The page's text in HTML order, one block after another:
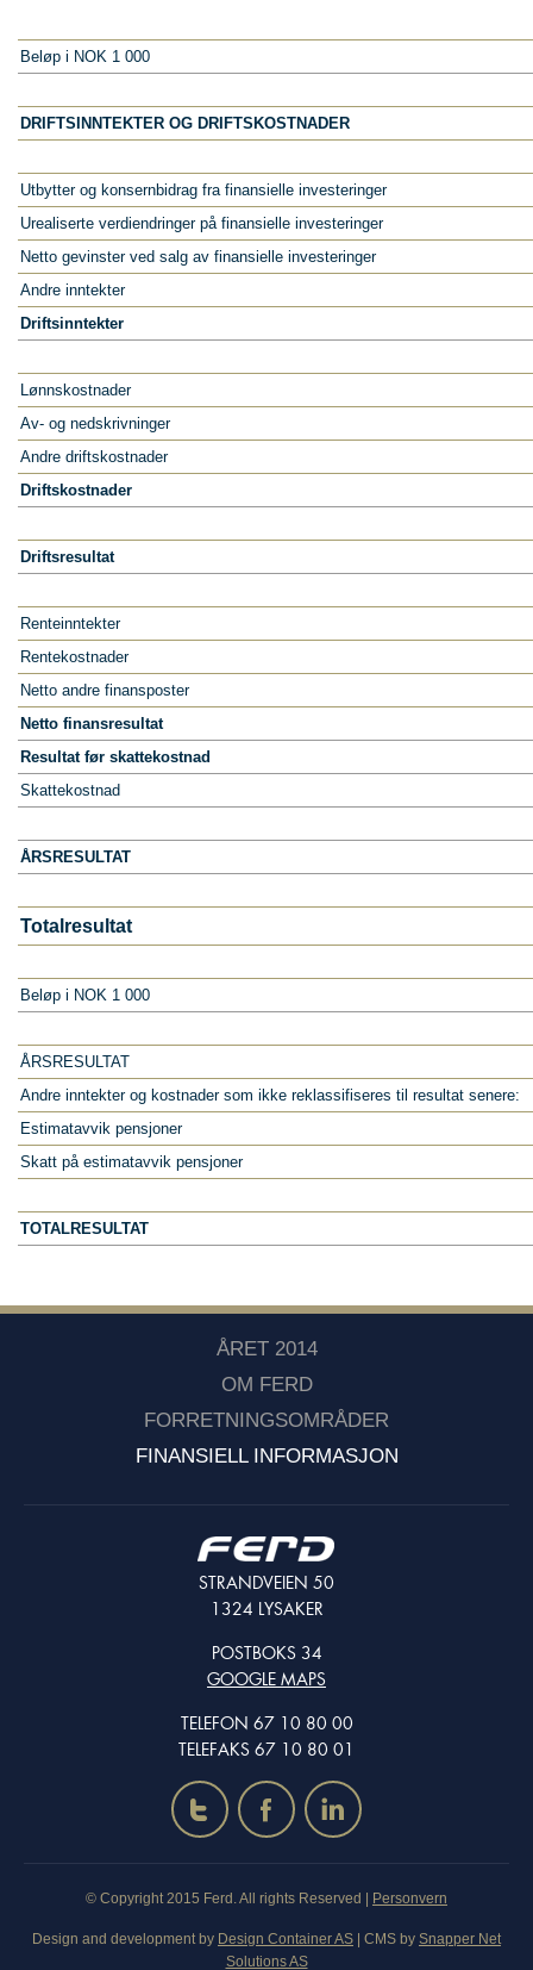
Beløp i NOK 1 000
DRIFTSINNTEKTER OG DRIFTSKOSTNADER
Utbytter og konsernbidrag fra finansielle investeringer
Urealiserte verdiendringer på finansielle investeringer
Netto gevinster ved salg av finansielle investeringer
Andre inntekter
Driftsinntekter
Lønnskostnader
Av- og nedskrivninger
Andre driftskostnader
Driftskostnader
Driftsresultat
Renteinntekter
Rentekostnader
Netto andre finansposter
Netto finansresultat
Resultat før skattekostnad
Skattekostnad
ÅRSRESULTAT
Totalresultat
Beløp i NOK 1 000
ÅRSRESULTAT
Andre inntekter og kostnader som ikke reklassifiseres til resultat senere:
Estimatavvik pensjoner
Skatt på estimatavvik pensjoner
TOTALRESULTAT
ÅRET 2014
OM FERD
FORRETNINGSOMRÅDER
FINANSIELL INFORMASJON
STRANDVEIEN 50
1324 LYSAKER
POSTBOKS 34
GOOGLE MAPS
TELEFON 67 10 80 00
TELEFAKS 67 10 80 01
t f i
© Copyright 2015 Ferd. All rights Reserved | Personvern
Design and development by Design Container AS | CMS by Snapper Net
Solutions AS